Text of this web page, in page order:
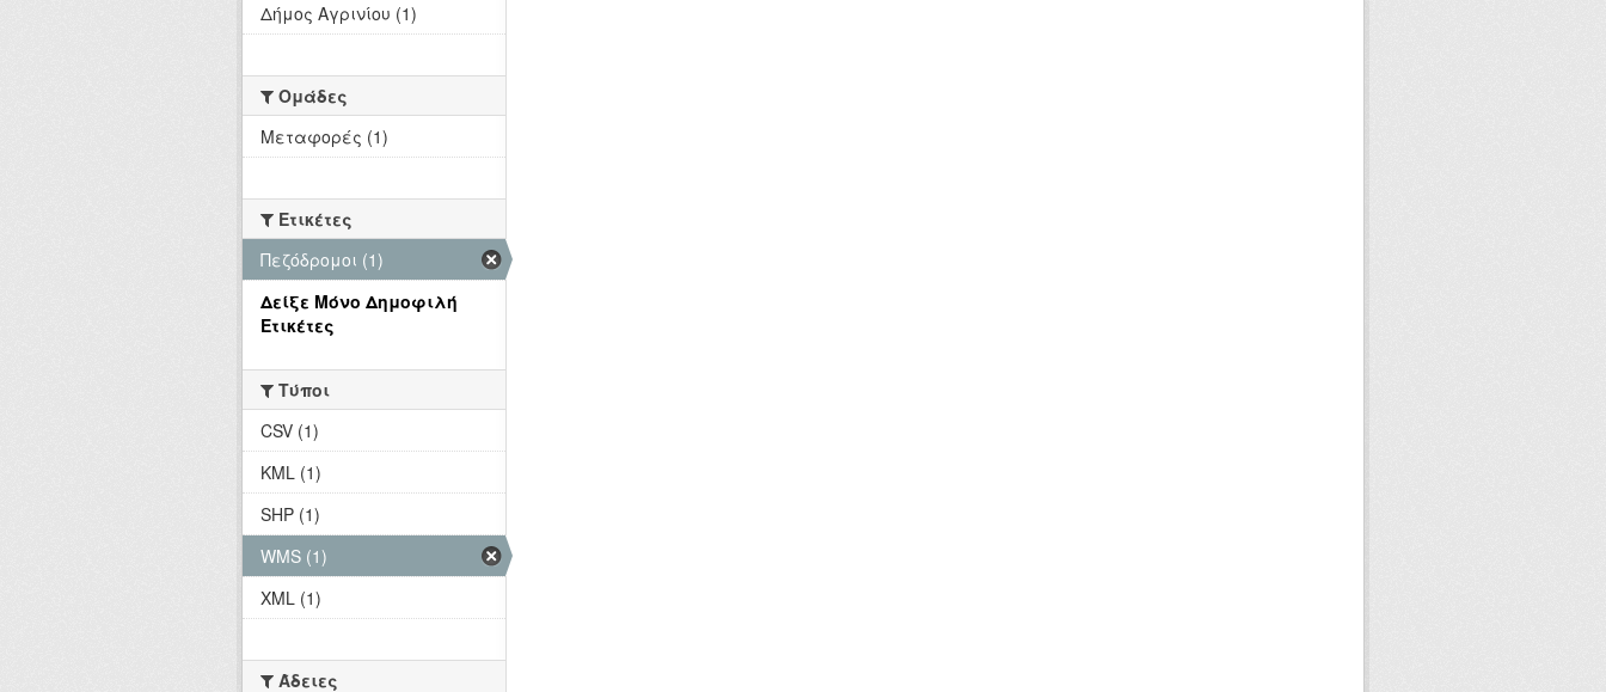
Δήμος Αγρινίου (1)
Ομάδες
Μεταφορές (1)
Ετικέτες
Πεζόδρομοι (1)
Δείξε Μόνο Δημοφιλή
Ετικέτες
Τύποι
CSV (1)
KML (1)
SHP (1)
WMS (1)
XML (1)
Άδειες